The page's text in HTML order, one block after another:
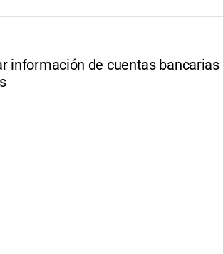
información de cuentas bancarias